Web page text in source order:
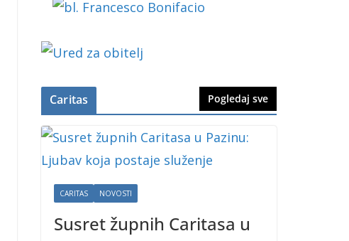
Caritas Pogledaj sve
CARITAS NOVOSTI
Susret župnih Caritasa u